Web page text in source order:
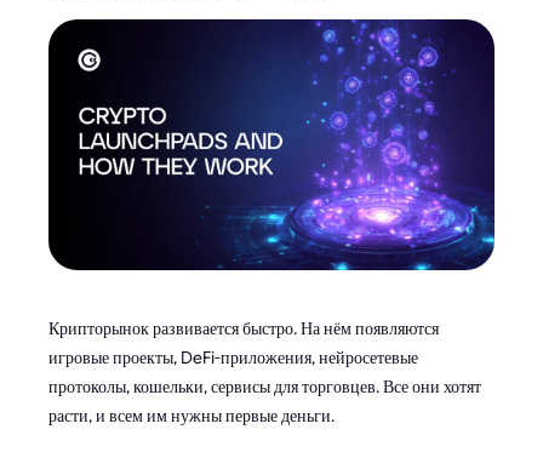
Крипторынок развивается быстро. На нём появляются
игровые проекты, DeFi-приложения, нейросетевые
протоколы, кошельки, сервисы для торговцев. Все они хотят
расти, и всем им нужны первые деньги.